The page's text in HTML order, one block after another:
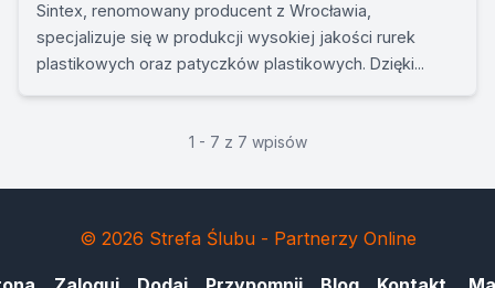
Sintex, renomowany producent z Wrocławia,
specjalizuje się w produkcji wysokiej jakości rurek
plastikowych oraz patyczków plastikowych. Dzięki...
1 - 7 z 7 wpisów
© 2026 Strefa Ślubu - Partnerzy Online